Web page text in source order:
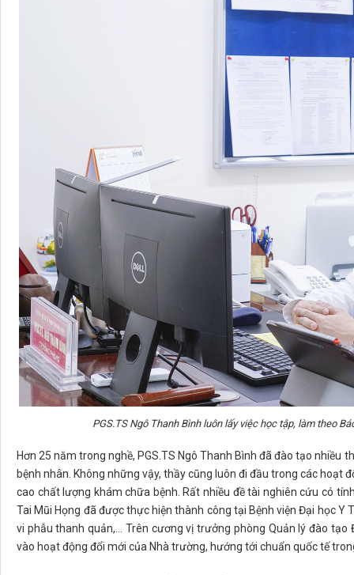
PGS.TS Ngô Thanh Bình luôn lấy việc học tập, làm theo
Hơn 25 năm trong nghề, PGS.TS Ngô Thanh Bình đã đào tạo nhiều
bệnh nhân. Không những vậy, thầy cũng luôn đi đầu trong các hoạt
cao chất lượng khám chữa bệnh. Rất nhiều đề tài nghiên cứu có
Tai Mũi Họng đã được thực hiện thành công tại Bệnh viện Đại học
vi phẫu thanh quản,… Trên cương vị trưởng phòng Quản lý đào tạo
vào hoạt động đổi mới của Nhà trường, hướng tới chuẩn quốc tế